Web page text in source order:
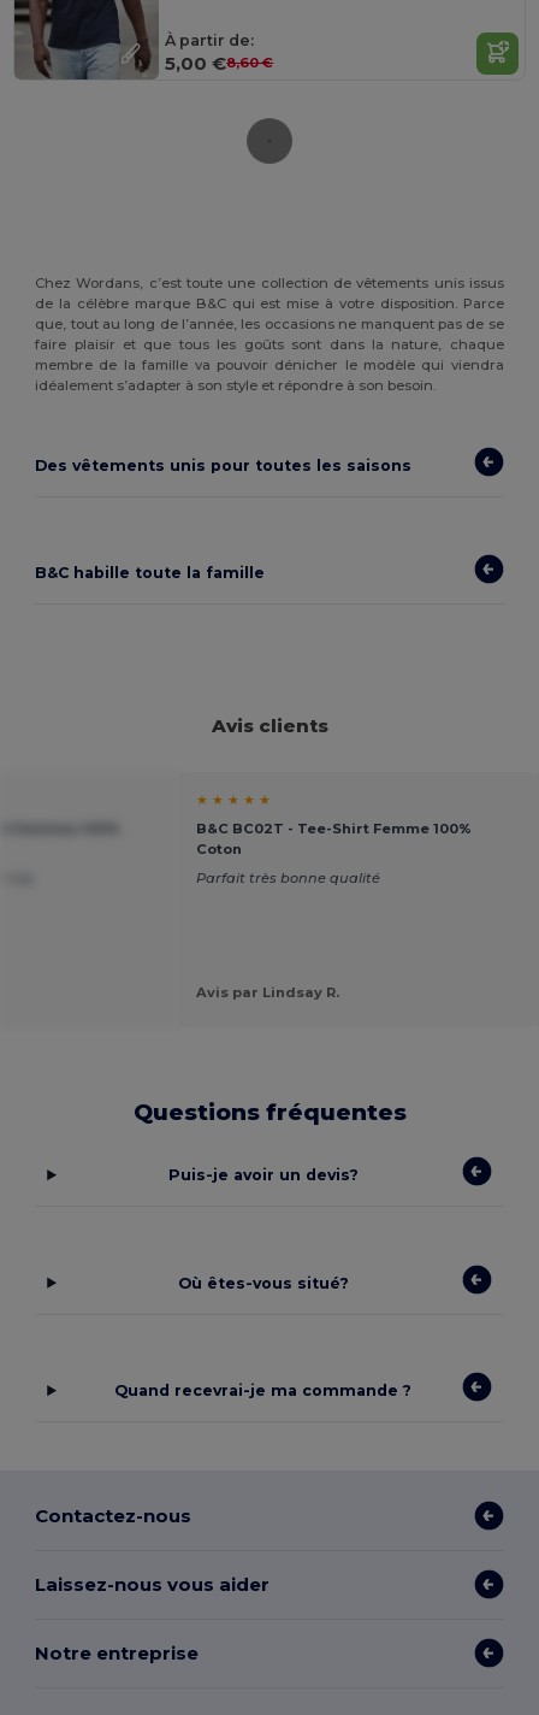
À partir de:
5,00 €8,60 €
Chez Wordans, c’est toute une collection de vêtements unis issus
de la célèbre marque B&C qui est mise à votre disposition. Parce
que, tout au long de l’année, les occasions ne manquent pas de se
faire plaisir et que tous les goûts sont dans la nature, chaque
membre de la famille va pouvoir dénicher le modèle qui viendra
idéalement s’adapter à son style et répondre à son besoin.
Des vêtements unis pour toutes les saisons
B&C habille toute la famille
Avis clients
★ ★ ★ ★ ★
B&C BC02T - Tee-Shirt Femme 100%
Coton
Parfait très bonne qualité
Avis par Lindsay R.
Questions fréquentes
Puis-je avoir un devis?
Où êtes-vous situé?
Quand recevrai-je ma commande ?
Contactez-nous
Laissez-nous vous aider
Notre entreprise